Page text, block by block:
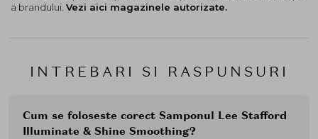
INTREBARI SI RASPUNSURI
Cum se foloseste corect Samponul Lee Stafford
Illuminate & Shine Smoothing?
a brandului. Vezi aici magazinele autorizate.